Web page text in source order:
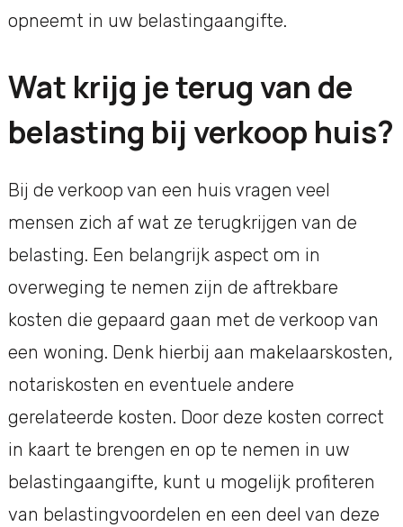
opneemt in uw belastingaangifte.
Wat krijg je terug van de
belasting bij verkoop huis?
Bij de verkoop van een huis vragen veel
mensen zich af wat ze terugkrijgen van de
belasting. Een belangrijk aspect om in
overweging te nemen zijn de aftrekbare
kosten die gepaard gaan met de verkoop van
een woning. Denk hierbij aan makelaarskosten,
notariskosten en eventuele andere
gerelateerde kosten. Door deze kosten correct
in kaart te brengen en op te nemen in uw
belastingaangifte, kunt u mogelijk profiteren
van belastingvoordelen en een deel van deze